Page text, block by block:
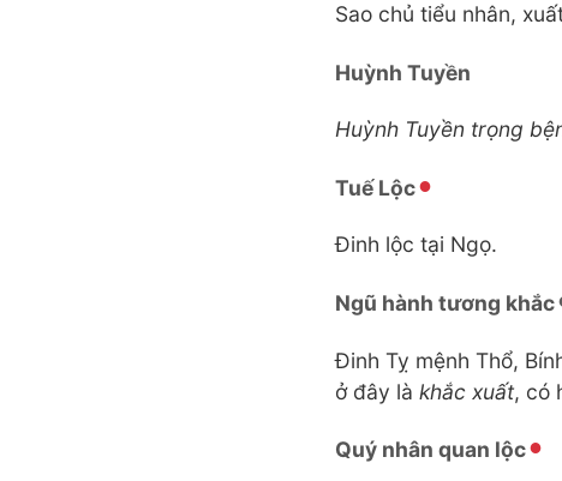
Sao chủ tiểu nhân,
Huỳnh Tuyền
Huỳnh Tuyền trọng
Tuế Lộc
Đinh lộc tại Ngọ.
Ngũ hành tương khắc
Đinh Tỵ mệnh Thổ,
ở đây làkhắc xuất, có
Quý nhân quan lộc